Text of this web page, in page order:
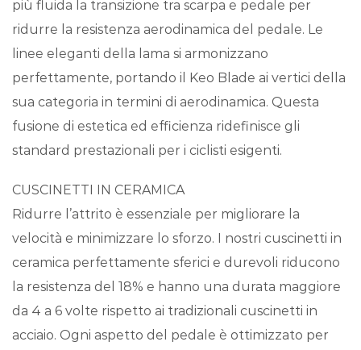
più fluida la transizione tra scarpa e pedale per
ridurre la resistenza aerodinamica del pedale. Le
linee eleganti della lama si armonizzano
perfettamente, portando il Keo Blade ai vertici della
sua categoria in termini di aerodinamica. Questa
fusione di estetica ed efficienza ridefinisce gli
standard prestazionali per i ciclisti esigenti.
CUSCINETTI IN CERAMICA
Ridurre l’attrito è essenziale per migliorare la
velocità e minimizzare lo sforzo. I nostri cuscinetti in
ceramica perfettamente sferici e durevoli riducono
la resistenza del 18% e hanno una durata maggiore
da 4 a 6 volte rispetto ai tradizionali cuscinetti in
acciaio. Ogni aspetto del pedale è ottimizzato per